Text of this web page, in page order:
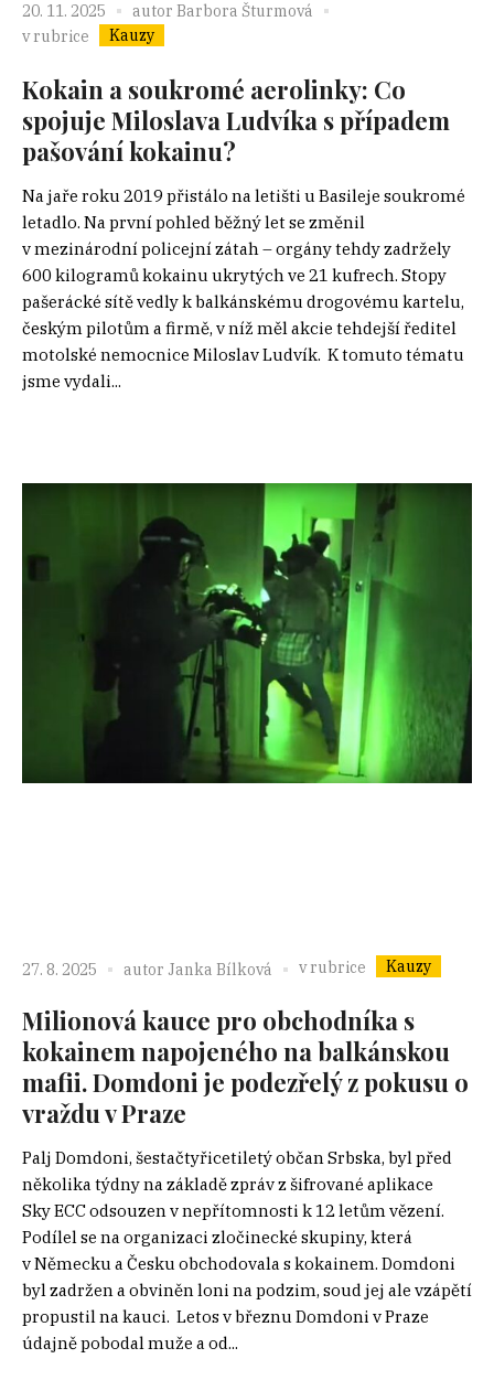
20. 11. 2025 autor Barbora Šturmová
v rubrice
Kauzy
Kokain a soukromé aerolinky: Co
spojuje Miloslava Ludvíka s případem
pašování kokainu?
Na jaře roku 2019 přistálo na letišti u Basileje soukromé
letadlo. Na první pohled běžný let se změnil
v mezinárodní policejní zátah – orgány tehdy zadržely
600 kilogramů kokainu ukrytých ve 21 kufrech. Stopy
pašerácké sítě vedly k balkánskému drogovému kartelu,
českým pilotům a firmě, v níž měl akcie tehdejší ředitel
motolské nemocnice Miloslav Ludvík. K tomuto tématu
jsme vydali...
27. 8. 2025 autor Janka Bílková v rubrice Kauzy
Milionová kauce pro obchodníka s
kokainem napojeného na balkánskou
mafii. Domdoni je podezřelý z pokusu o
vraždu v Praze
Palj Domdoni, šestačtyřicetiletý občan Srbska, byl před
několika týdny na základě zpráv z šifrované aplikace
Sky ECC odsouzen v nepřítomnosti k 12 letům vězení.
Podílel se na organizaci zločinecké skupiny, která
v Německu a Česku obchodovala s kokainem. Domdoni
byl zadržen a obviněn loni na podzim, soud jej ale vzápětí
propustil na kauci. Letos v březnu Domdoni v Praze
údajně pobodal muže a od...